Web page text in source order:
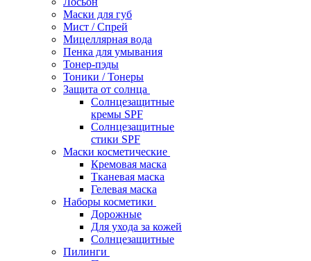
Маски для губ
Мист / Спрей
Мицеллярная вода
Пенка для умывания
Тонер-пэды
Тоники / Тонеры
Защита от солнца
Солнцезащитные
кремы SPF
Солнцезащитные
стики SPF
Маски косметические
Кремовая маска
Тканевая маска
Гелевая маска
Наборы косметики
Дорожные
Для ухода за кожей
Солнцезащитные
Пилинги